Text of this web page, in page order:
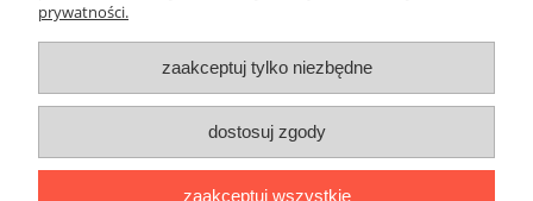
O FIRMIE
Marka 4EVERFIT zadebiutowała na rynku
polskim w 2017 roku. Asortyment zawiera
produkty wykorzystywane do fitnessu,
różnych form treningu sportowego oraz
prywatności.
zaakceptuj tylko niezbędne
dostosuj zgody
zaakceptuj wszystkie